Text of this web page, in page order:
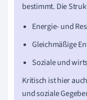
bestimmt. Die
Energie- und
Gleichmäßige
Soziale und
Kritisch ist hier
und soziale